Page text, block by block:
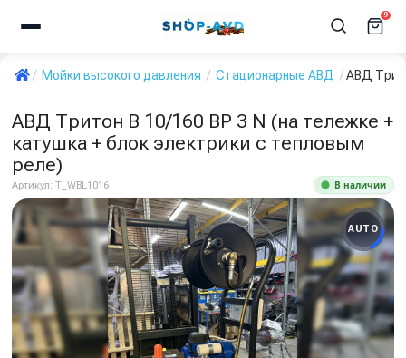
9
Мойки высокого давления Стационарные АВД АВД
АВД Тритон В 10/160 ВР 3 N (на тележке +
катушка + блок электрики с тепловым
реле)
Артикул: T_WBL1016 В наличии
AUTO